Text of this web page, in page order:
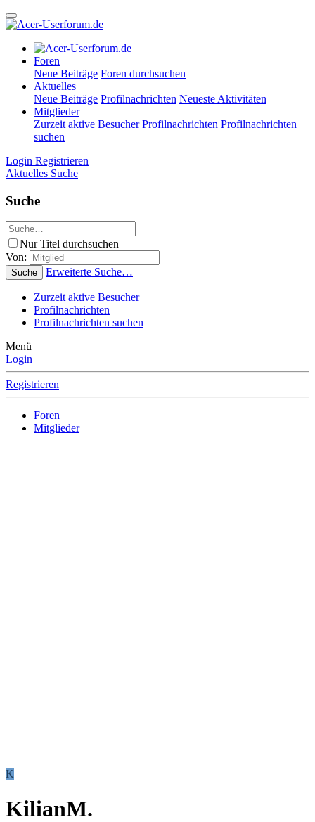
Foren
Neue Beiträge Foren durchsuchen
Aktuelles
Neue Beiträge Profilnachrichten Neueste Aktivitäten
Mitglieder
Zurzeit aktive Besucher Profilnachrichten Profilnachrichten
suchen
Login Registrieren
Aktuelles Suche
Suche
Nur Titel durchsuchen
Von:
Suche Erweiterte Suche…
Zurzeit aktive Besucher
Profilnachrichten
Profilnachrichten suchen
Menü
Login
Registrieren
Foren
Mitglieder
K
KilianM.